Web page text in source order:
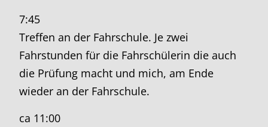
7:45
Treffen an der Fahrschule. Je zwei
Fahrstunden für die Fahrschülerin die auch
die Prüfung macht und mich, am Ende
wieder an der Fahrschule.
ca 11:00